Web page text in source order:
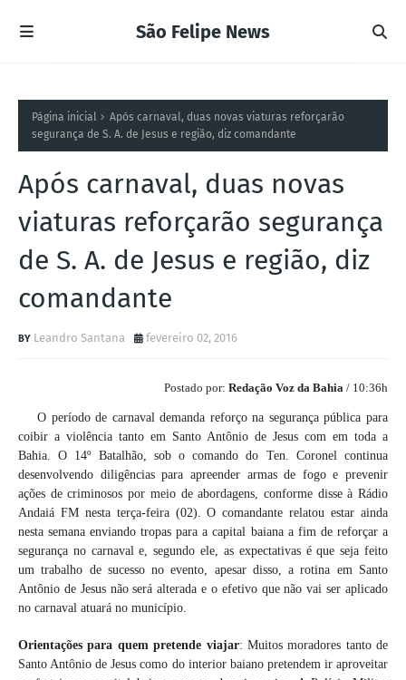
São Felipe News
Página inicial
Após carnaval, duas novas viaturas reforçarão
segurança de S. A. de Jesus e região, diz comandante
Após carnaval, duas novas
viaturas reforçarão segurança
de S. A. de Jesus e região, diz
comandante
Leandro Santana fevereiro 02, 2016
Postado por: Redação Voz da Bahia / 10:36h
O período de carnaval demanda reforço na segurança pública para
coibir a violência tanto em Santo Antônio de Jesus com em toda a
Bahia. O 14º Batalhão, sob o comando do Ten. Coronel continua
desenvolvendo diligências para apreender armas de fogo e prevenir
ações de criminosos por meio de abordagens, conforme disse à Rádio
Andaiá FM nesta terça-feira (02). O comandante relatou estar ainda
nesta semana enviando tropas para a capital baiana a fim de reforçar a
segurança no carnaval e, segundo ele, as expectativas é que seja feito
um trabalho de sucesso no evento, apesar disso, a rotina em Santo
Antônio de Jesus não será alterada e o efetivo que não vai ser aplicado
no carnaval atuará no município.
Orientações para quem pretende viajar: Muitos moradores tanto de
Santo Antônio de Jesus como do interior baiano pretendem ir aproveitar